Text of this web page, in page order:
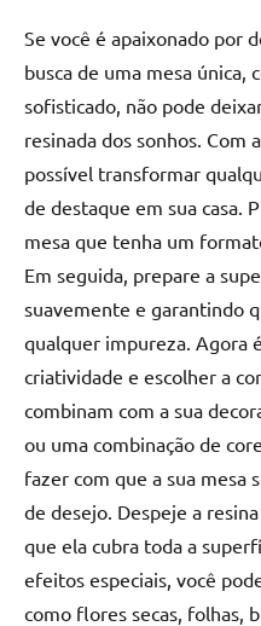
Se você é apaixonado por
busca de uma mesa
sofisticado, não pode
resinada dos sonhos. Com
possível transformar
de destaque em sua casa.
mesa que tenha um
Em seguida, prepare a
suavemente e garantindo
qualquer impureza. Agora
criatividade e escolher a
combinam com a sua
ou uma combinação de
fazer com que a sua
de desejo. Despeje a
que ela cubra toda a
efeitos especiais, você
como flores secas, folhas,